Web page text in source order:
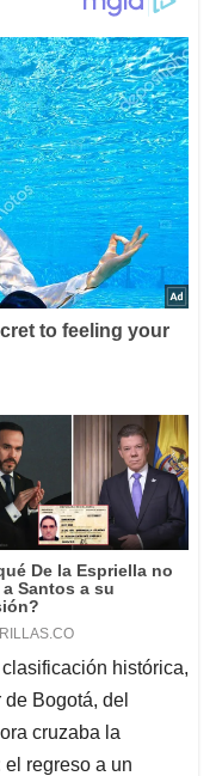
histórica,
Bogotá, del
cruzaba la
regreso a un